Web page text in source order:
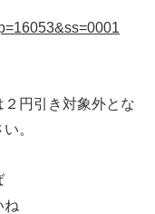
円引き対象外とな
。
ね